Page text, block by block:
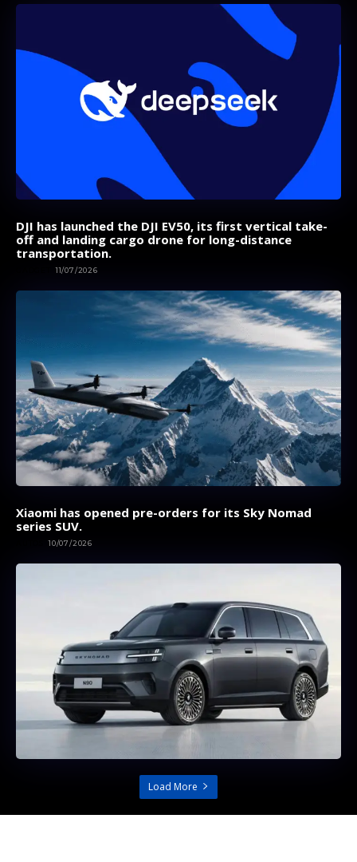
DJI has launched the DJI EV50, its first vertical take-
off and landing cargo drone for long-distance
transportation.
11/07/2026
Xiaomi has opened pre-orders for its Sky Nomad
series SUV.
10/07/2026
Load More